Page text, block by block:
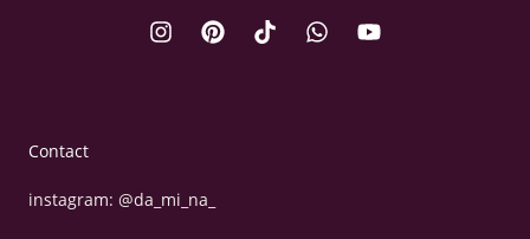
Contact
instagram: @da_mi_na_